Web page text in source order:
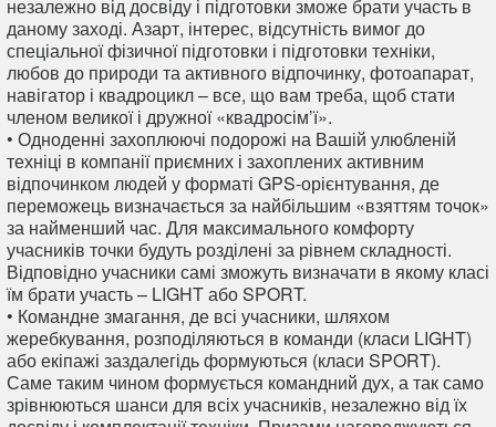
незалежно від досвіду і підготовки зможе брати участь в
даному заході. Азарт, інтерес, відсутність вимог до
спеціальної фізичної підготовки і підготовки техніки,
любов до природи та активного відпочинку, фотоапарат,
навігатор і квадроцикл – все, що вам треба, щоб стати
членом великої і дружної «квадросім’ї».
• Одноденні захоплюючі подорожі на Вашій улюбленій
техніці в компанії приємних і захоплених активним
відпочинком людей у ​​форматі GPS-орієнтування, де
переможець визначається за найбільшим «взяттям точок»
за найменший час. Для максимального комфорту
учасників точки будуть розділені за рівнем складності.
Відповідно учасники самі зможуть визначати в якому класі
їм брати участь – LIGHT або SPORT.
• Командне змагання, де всі учасники, шляхом
жеребкування, розподіляються в команди (класи LIGHT)
або екіпажі заздалегідь формуються (класи SPORT).
Саме таким чином формується командний дух, а так само
зрівнюються шанси для всіх учасників, незалежно від їх